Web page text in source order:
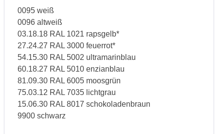
0095 weiß
0096 altweiß
03.18.18 RAL 1021 rapsgelb*
27.24.27 RAL 3000 feuerrot*
54.15.30 RAL 5002 ultramarinblau
60.18.27 RAL 5010 enzianblau
81.09.30 RAL 6005 moosgrün
75.03.12 RAL 7035 lichtgrau
15.06.30 RAL 8017 schokoladenbraun
9900 schwarz